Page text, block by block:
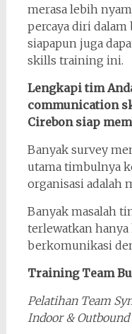
merasa lebih
percaya diri
siapapun juga
skills training ini.
Lengkapi tim
communication
Cirebon siap
Banyak survey
utama timbulnya
organisasi adalah
Banyak masalah
terlewatkan hanya
berkomunikasi
Training Team
Pelatihan Team
Indoor & Outbound